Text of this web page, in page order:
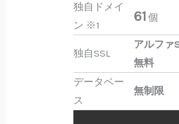
独自ドメイ
ン ※1
61 個
独自SSL
アルファ
無料
データベー
ス
無制限